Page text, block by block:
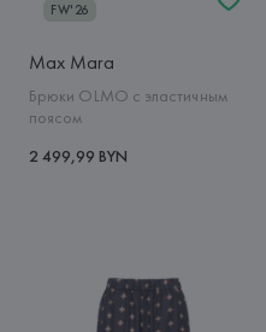
FW'26
Max Mara
Брюки OLMO с эластичным
поясом
2 499,99 BYN